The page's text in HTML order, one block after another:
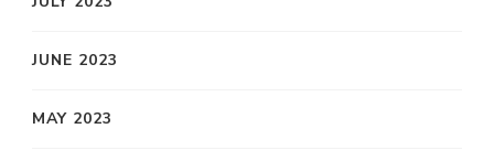
JUNE 2023
MAY 2023